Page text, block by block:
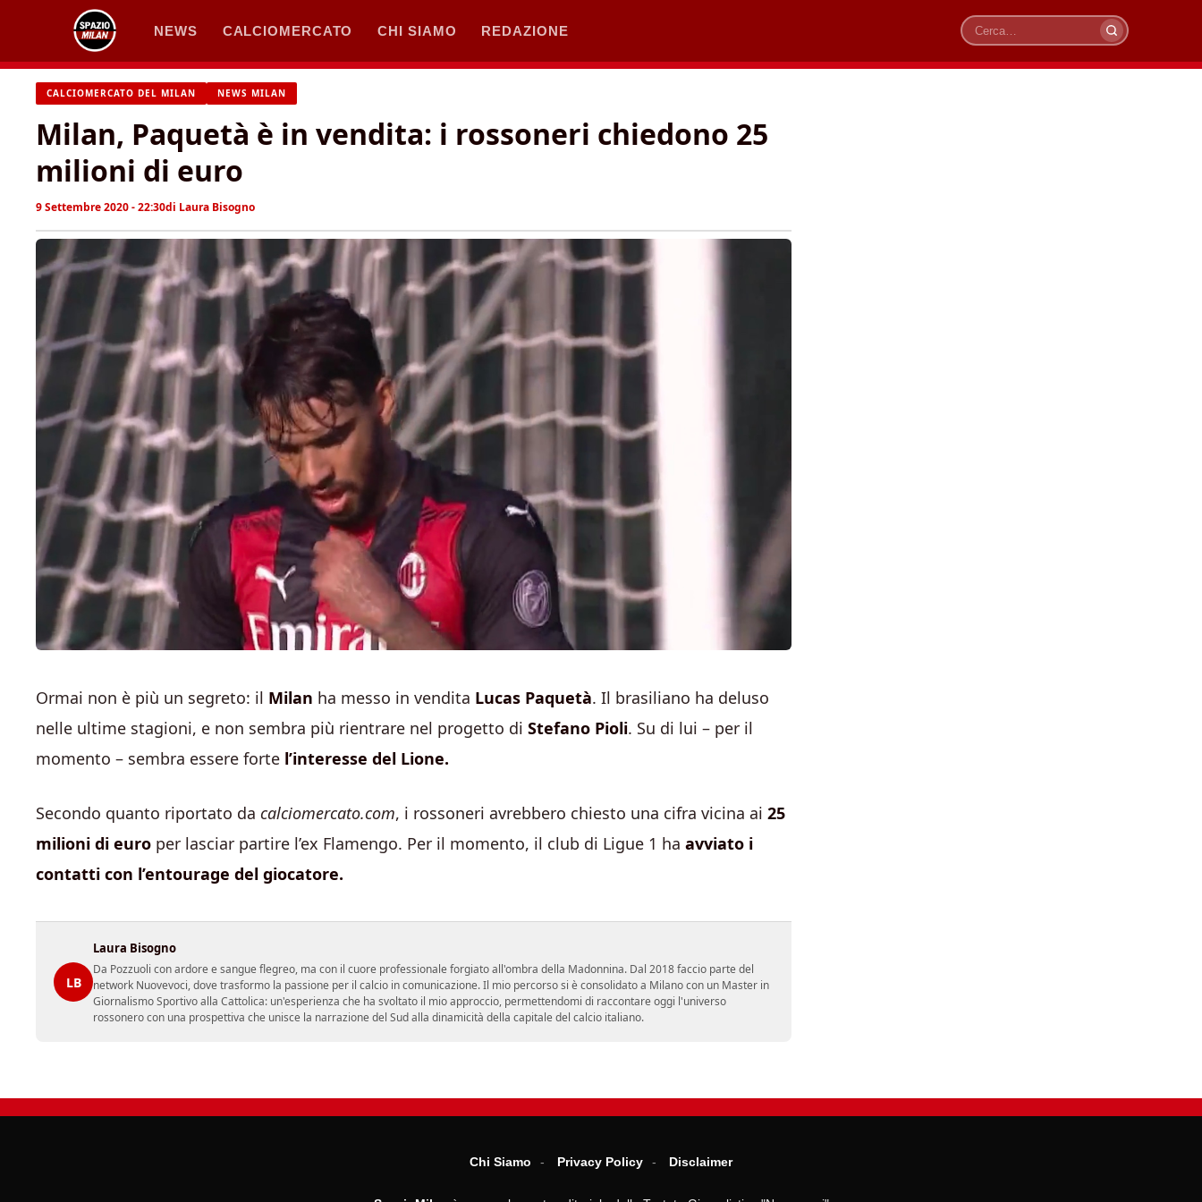
contenuto
NEWS CALCIOMERCATO CHI SIAMO REDAZIONE
Cerca
CALCIOMERCATO DEL MILAN NEWS MILAN
Milan, Paquetà è in vendita: i rossoneri chiedono 25
milioni di euro
9 Settembre 2020 - 22:30di Laura Bisogno
Ormai non è più un segreto: il Milan ha messo in vendita Lucas Paquetà. Il brasiliano ha deluso
nelle ultime stagioni, e non sembra più rientrare nel progetto di Stefano Pioli. Su di lui – per il
momento – sembra essere forte l’interesse del Lione.
Secondo quanto riportato da calciomercato.com, i rossoneri avrebbero chiesto una cifra vicina ai 25
milioni di euro per lasciar partire l’ex Flamengo. Per il momento, il club di Ligue 1 ha avviato i
contatti con l’entourage del giocatore.
LB
Laura Bisogno
Da Pozzuoli con ardore e sangue flegreo, ma con il cuore professionale forgiato all'ombra della Madonnina. Dal 2018 faccio parte del
network Nuovevoci, dove trasformo la passione per il calcio in comunicazione. Il mio percorso si è consolidato a Milano con un Master in
Giornalismo Sportivo alla Cattolica: un'esperienza che ha svoltato il mio approccio, permettendomi di raccontare oggi l'universo
rossonero con una prospettiva che unisce la narrazione del Sud alla dinamicità della capitale del calcio italiano.
Chi Siamo Privacy Policy Disclaimer